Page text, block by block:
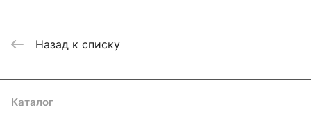
Назад к списку
Каталог